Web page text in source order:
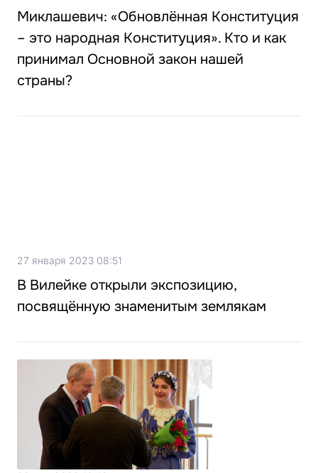
Миклашевич: «Обновлённая Конституция
– это народная Конституция». Кто и как
принимал Основной закон нашей
страны?
27 января 2023 08:51
В Вилейке открыли экспозицию,
посвящённую знаменитым землякам